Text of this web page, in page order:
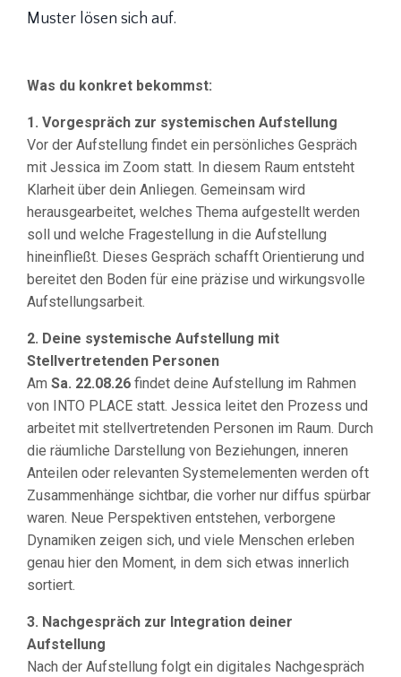
Muster lösen sich auf.
Was du konkret bekommst:
1. Vorgespräch zur systemischen Aufstellung
Vor der Aufstellung findet ein persönliches Gespräch
mit Jessica im Zoom statt. In diesem Raum entsteht
Klarheit über dein Anliegen. Gemeinsam wird
herausgearbeitet, welches Thema aufgestellt werden
soll und welche Fragestellung in die Aufstellung
hineinfließt. Dieses Gespräch schafft Orientierung und
bereitet den Boden für eine präzise und wirkungsvolle
Aufstellungsarbeit.
2. Deine systemische Aufstellung mit
Stellvertretenden Personen
Am Sa. 22.08.26 findet deine Aufstellung im Rahmen
von INTO PLACE statt. Jessica leitet den Prozess und
arbeitet mit stellvertretenden Personen im Raum. Durch
die räumliche Darstellung von Beziehungen, inneren
Anteilen oder relevanten Systemelementen werden oft
Zusammenhänge sichtbar, die vorher nur diffus spürbar
waren. Neue Perspektiven entstehen, verborgene
Dynamiken zeigen sich, und viele Menschen erleben
genau hier den Moment, in dem sich etwas innerlich
sortiert.
3. Nachgespräch zur Integration deiner
Aufstellung
Nach der Aufstellung folgt ein digitales Nachgespräch